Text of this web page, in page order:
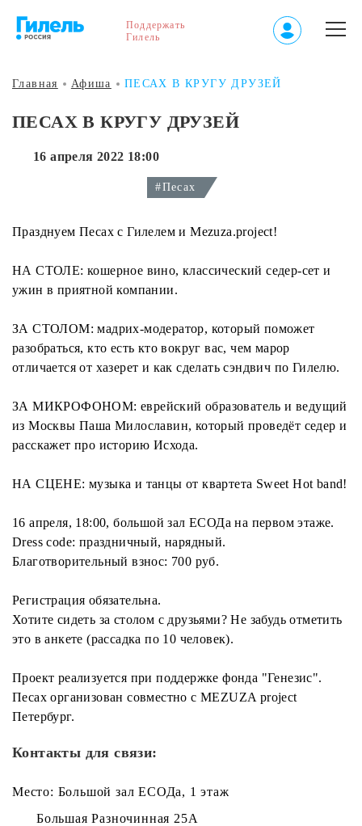
Поддержать
Гилель
Главная Афиша ПЕСАХ В КРУГУ ДРУЗЕЙ
ПЕСАХ В КРУГУ ДРУЗЕЙ
16 апреля 2022 18:00
#Песах
Празднуем Песах с Гилелем и Mezuza.project!
НА СТОЛЕ: кошерное вино, классический седер-сет и
ужин в приятной компании.
ЗА СТОЛОМ: мадрих-модератор, который поможет
разобраться, кто есть кто вокруг вас, чем марор
отличается от хазерет и как сделать сэндвич по Гилелю.
ЗА МИКРОФОНОМ: еврейский образователь и ведущий
из Москвы Паша Милославин, который проведёт седер и
расскажет про историю Исхода.
НА СЦЕНЕ: музыка и танцы от квартета Sweet Hot band!
16 апреля, 18:00, большой зал ЕСОДа на первом этаже.
Dress code: праздничный, нарядный.
Благотворительный взнос: 700 руб.
Регистрация обязательна.
Хотите сидеть за столом с друзьями? Не забудь отметить
это в анкете (рассадка по 10 человек).
Проект реализуется при поддержке фонда "Генезис".
Песах организован совместно с MEZUZA project
Петербург.
Контакты для связи:
Место: Большой зал ЕСОДа, 1 этаж
Большая Разночинная 25А